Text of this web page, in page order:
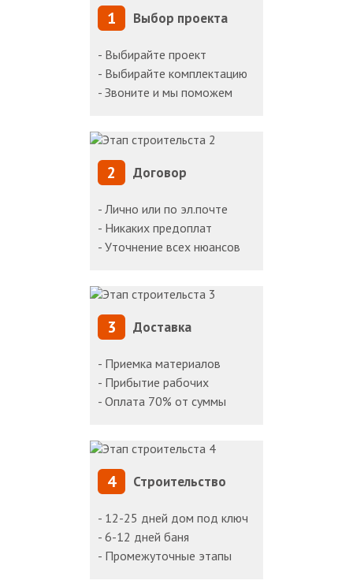
1 Выбор проекта
- Выбирайте проект
- Выбирайте комплектацию
- Звоните и мы поможем
2 Договор
- Лично или по эл.почте
- Никаких предоплат
- Уточнение всех нюансов
3 Доставка
- Приемка материалов
- Прибытие рабочих
- Оплата 70% от суммы
4 Строительство
- 12-25 дней дом под ключ
- 6-12 дней баня
- Промежуточные этапы